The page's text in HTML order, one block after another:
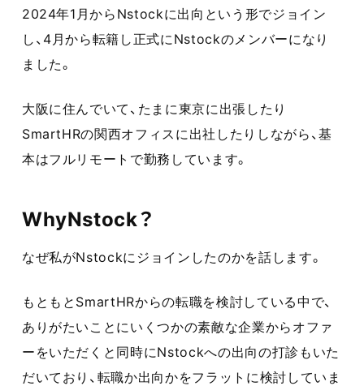
2024年1月からNstockに出向という形でジョイン
し、4月から転籍し正式にNstockのメンバーになり
ました。
大阪に住んでいて、たまに東京に出張したり
SmartHRの関西オフィスに出社したりしながら、基
本はフルリモートで勤務しています。
WhyNstock？
なぜ私がNstockにジョインしたのかを話します。
もともとSmartHRからの転職を検討している中で、
ありがたいことにいくつかの素敵な企業からオファ
ーをいただくと同時にNstockへの出向の打診もいた
だいており、転職か出向かをフラットに検討していま